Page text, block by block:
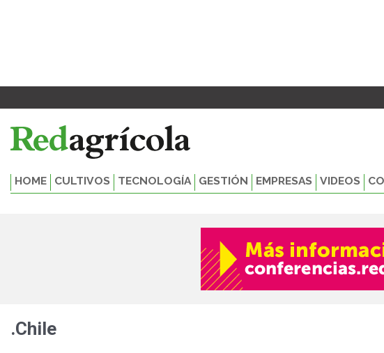
HOME CULTIVOS TECNOLOGÍA GESTIÓN EMPRESAS VIDEOS
.Chile